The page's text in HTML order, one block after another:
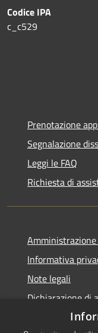
Codice IPA
c_c529
Prenotazione
Segnalazione
Leggi le FAQ
Richiesta di
Informativa
Note legali
Dichiarazione di